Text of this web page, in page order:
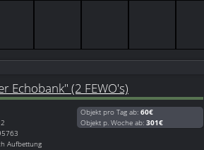
Echobank" (2 FEWO's)
Aufbettung
Objekt pro Tag ab: 60€
Objekt p. Woche ab: 301€